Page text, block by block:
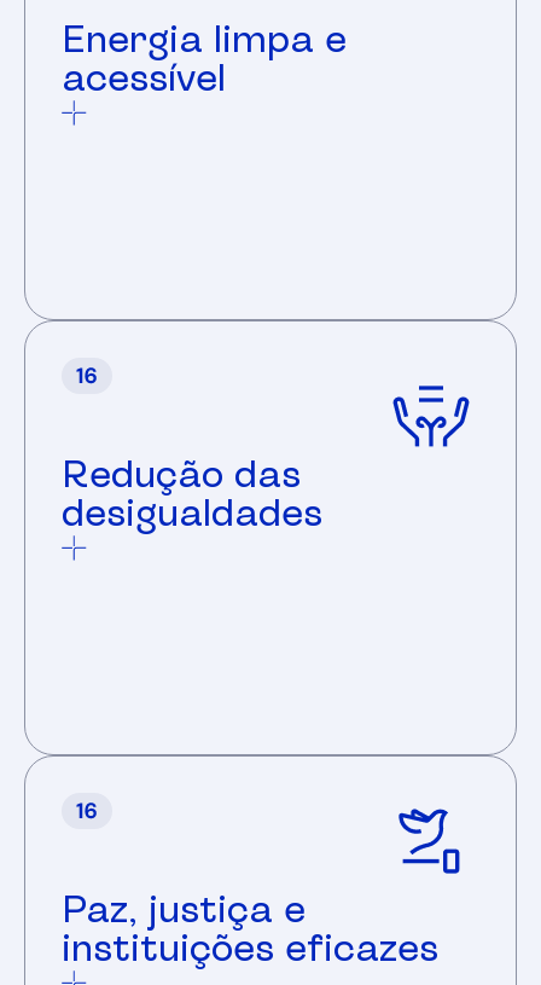
Energia limpa e
acessível
Redução das
desigualdades
Paz, justiça e
instituições eficazes